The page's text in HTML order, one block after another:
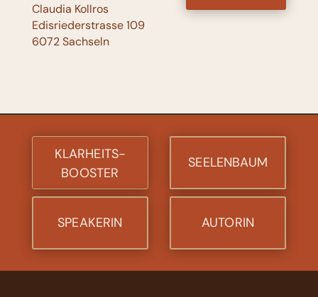
Claudia Kollros
Edisriederstrasse 109
6072 Sachseln
KLARHEITS-
BOOSTER
SEELENBAUM
SPEAKERIN AUTORIN